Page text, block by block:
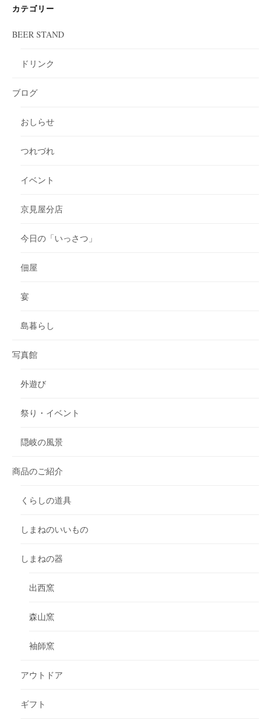
カテゴリー
BEER STAND
ドリンク
ブログ
おしらせ
つれづれ
イベント
京見屋分店
今日の「いっさつ」
佃屋
宴
島暮らし
写真館
外遊び
祭り・イベント
隠岐の風景
商品のご紹介
くらしの道具
しまねのいいもの
しまねの器
出西窯
森山窯
袖師窯
アウトドア
ギフト